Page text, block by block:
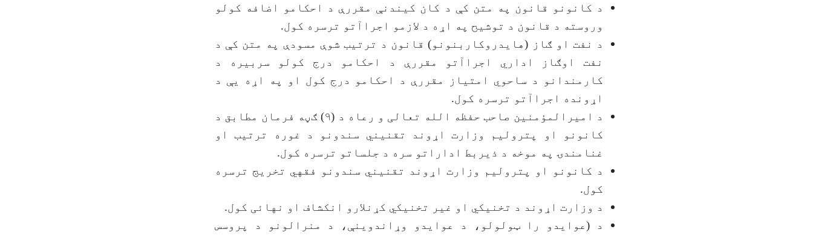
د کانونو قانون په متن کې د کان کیندنې مقررې د احکامو اضافه کولو
وروسته د قانون د توشیح په اړه د لازمو اجراآتو ترسره کول.
د نفت او ګاز (هایدروکاربنونو) قانون د ترتیب شوې مسودې په متن کې د
نفت اوګاز اداري اجراآتو مقررې د احکامو درج کولو سربیره د
کارمندانو د ساحوي امتیاز مقررې د احکامو درج کول او په اړه یې د
اړونده اجراآتو ترسره کول.
د امیرالمؤمنین صاحب حفظه الله تعالی و رعاه د (۹) ګڼه فرمان مطابق د
کانونو او پترولیم وزارت اړوند تقنیني سندونو د غوره ترتیب او
غنامندۍ په موخه د ذیربط اداراتو سره د جلساتو ترسره کول.
د کانونو او پترولیم وزارت اړوند تقنیني سندونو فقهي تخریج ترسره
کول.
د وزارت اړوند د تخنیکي او غیر تخنیکي کړنلارو انکشاف او نهائی کول.
د (عوایدو را ټولولو، د عوایدو وړاندوینې، د منرالونو د پروسس